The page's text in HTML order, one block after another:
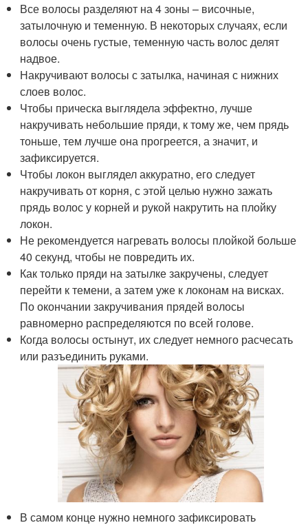
Все волосы разделяют на 4 зоны – височные,
затылочную и теменную. В некоторых случаях, если
волосы очень густые, теменную часть волос делят
надвое.
Накручивают волосы с затылка, начиная с нижних
слоев волос.
Чтобы прическа выглядела эффектно, лучше
накручивать небольшие пряди, к тому же, чем прядь
тоньше, тем лучше она прогреется, а значит, и
зафиксируется.
Чтобы локон выглядел аккуратно, его следует
накручивать от корня, с этой целью нужно зажать
прядь волос у корней и рукой накрутить на плойку
локон.
Не рекомендуется нагревать волосы плойкой больше
40 секунд, чтобы не повредить их.
Как только пряди на затылке закручены, следует
перейти к темени, а затем уже к локонам на висках.
По окончании закручивания прядей волосы
равномерно распределяются по всей голове.
Когда волосы остынут, их следует немного расчесать
или разъединить руками.
В самом конце нужно немного зафиксировать